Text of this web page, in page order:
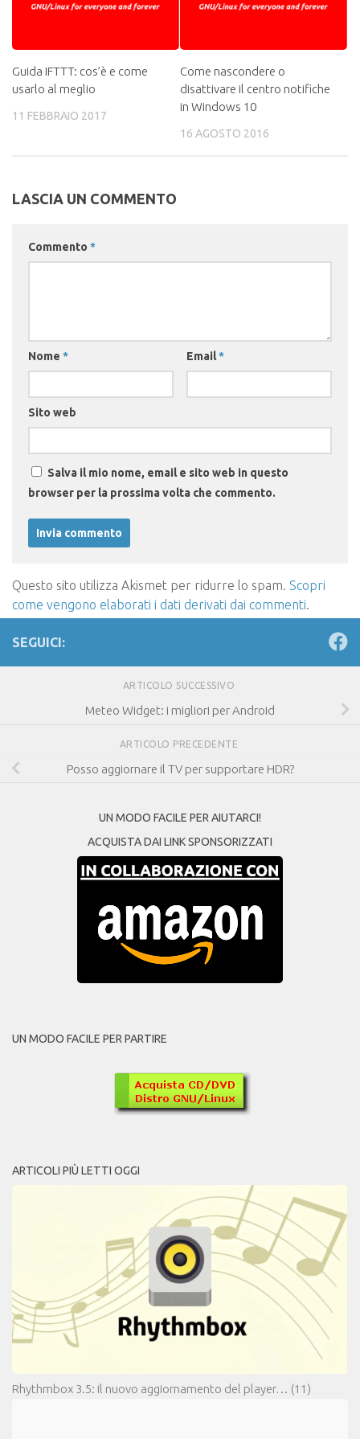
Guida IFTTT: cos’è e come
usarlo al meglio
11 FEBBRAIO 2017
Come nascondere o
disattivare il centro notifiche
in Windows 10
16 AGOSTO 2016
LASCIA UN COMMENTO
Commento *
Nome * Email*
Sito web
Salva il mio nome, email e sito web in questo
browser per la prossima volta che commento.
Questo sito utilizza Akismet per ridurre lo spam. Scopri
come vengono elaborati i dati derivati dai commenti
SEGUICI:
ARTICOLO SUCCESSIVO
Meteo Widget: i migliori per Android
ARTICOLO PRECEDENTE
Posso aggiornare il TV per supportare HDR?
UN MODO FACILE PER AIUTARCI!
ACQUISTA DAI LINK SPONSORIZZATI
UN MODO FACILE PER PARTIRE
ARTICOLI PIÙ LETTI OGGI
Rhythmbox 3.5: il nuovo aggiornamento del player… (11)